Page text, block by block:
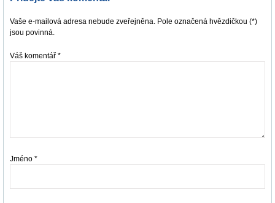
Vaše e-mailová adresa nebude zveřejněna. Pole označená hvězdičkou (*)
jsou povinná.
Váš komentář *
Jméno *